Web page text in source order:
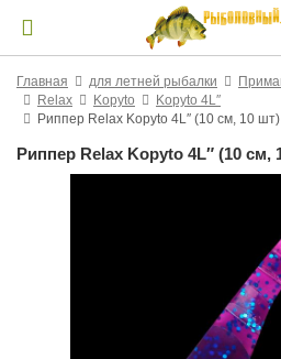
Главная для летней рыбалки
Relax
Kopyto
Kopyto 4L″
Риппер Relax Kopyto 4L″ (10 см, 10
Риппер Relax Kopyto 4L″ (10 см,